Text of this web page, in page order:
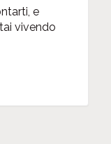
e
vivendo